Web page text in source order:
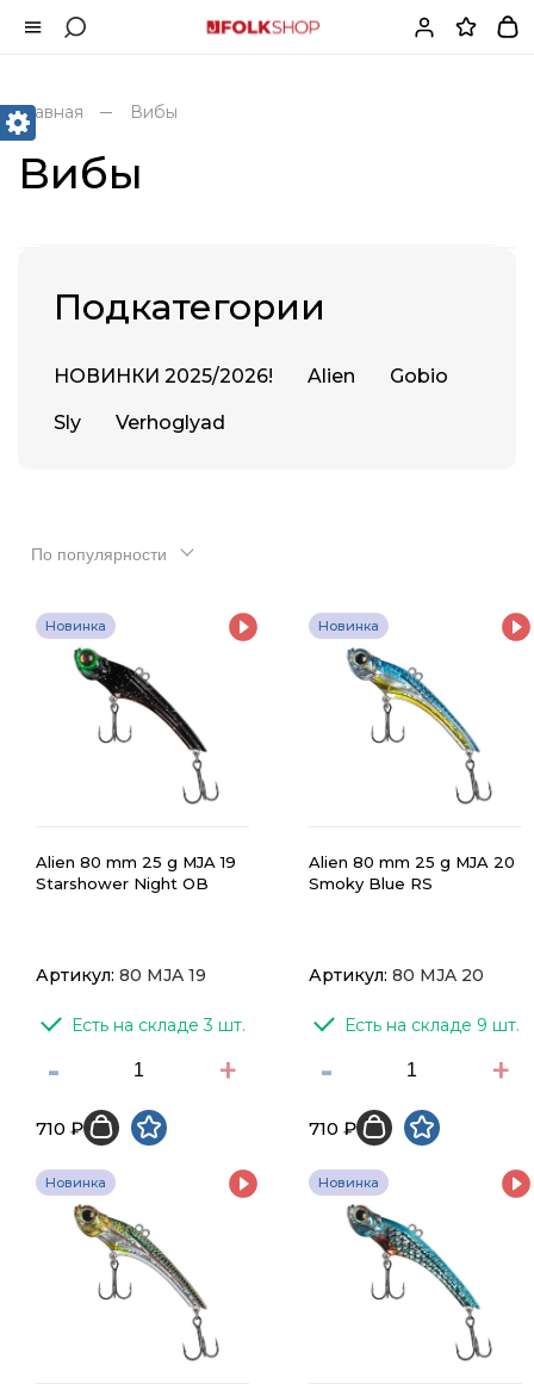
Главная Вибы
Вибы
Подкатегории
НОВИНКИ 2025/2026! Alien Gobio
Sly Verhoglyad
По популярности
Новинка
Alien 80 mm 25 g MJA 19
Starshower Night OB
Артикул: 80 MJA 19
Есть на складе 3 шт.
- +
710 ₽
Новинка
Alien 80 mm 25 g MJA 20
Smoky Blue RS
Артикул: 80 MJA 20
Есть на складе 9 шт.
- +
710 ₽
Новинка Новинка